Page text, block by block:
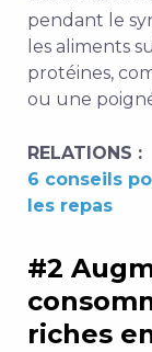
pendant le
les aliments
protéines,
ou une
RELATIONS :
6 conseils
les repas
#2
riches